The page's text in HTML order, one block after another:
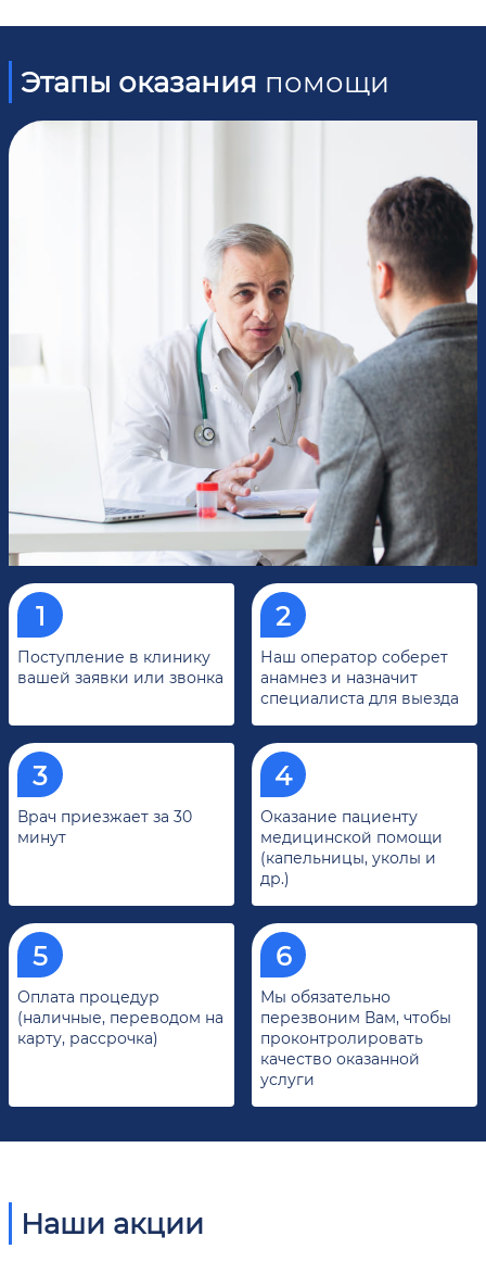
Этапы оказания помощи
Поступление в клинику
вашей заявки или звонка
Наш оператор соберет
анамнез и назначит
специалиста для выезда
Врач приезжает за 30
минут
Оказание пациенту
медицинской помощи
(капельницы, уколы и
др.)
Оплата процедур
(наличные, переводом на
карту, рассрочка)
Мы обязательно
перезвоним Вам, чтобы
проконтролировать
качество оказанной
услуги
Наши акции